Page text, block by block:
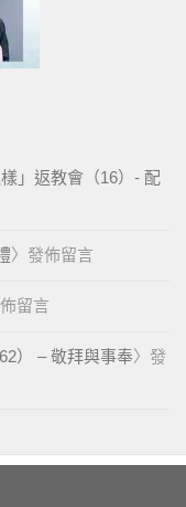
」返教會（16）- 配
〉發佈留言
留言
） – 敬拜與事奉〉發